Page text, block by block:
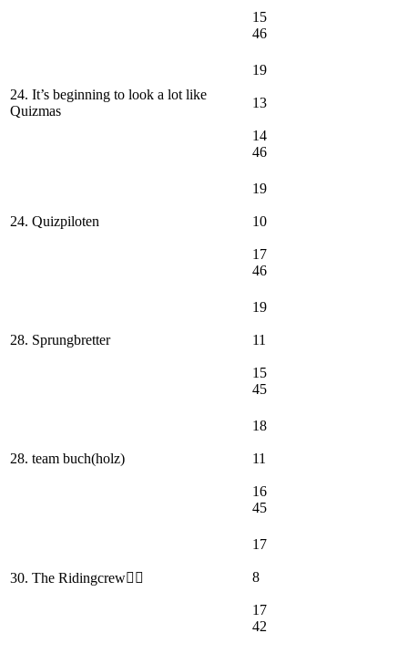
15
46
24. It’s beginning to look a lot like
Quizmas
19
13
14
46
24. Quizpiloten
19
10
17
46
28. Sprungbretter
19
11
15
45
28. team buch(holz)
18
11
16
45
30. The Ridingcrew👯‍♀️
17
8
17
42